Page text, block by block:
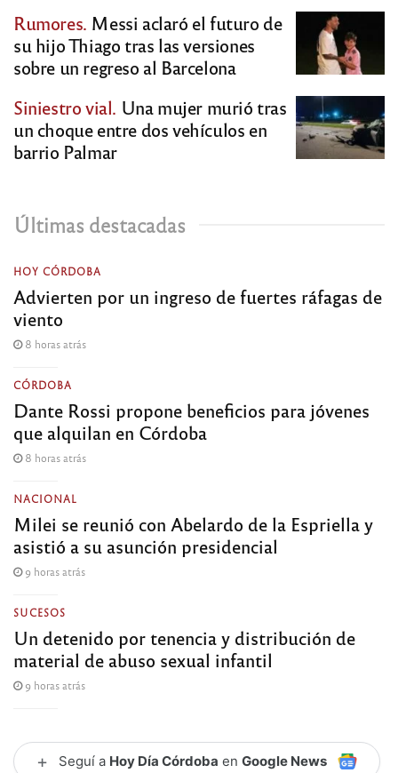
Rumores. Messi aclaró el futuro de
su hijo Thiago tras las versiones
sobre un regreso al Barcelona
Siniestro vial. Una mujer murió tras
un choque entre dos vehículos en
barrio Palmar
Últimas destacadas
HOY CÓRDOBA
Advierten por un ingreso de fuertes ráfagas de
viento
8 horas atrás
CÓRDOBA
Dante Rossi propone beneficios para jóvenes
que alquilan en Córdoba
8 horas atrás
NACIONAL
Milei se reunió con Abelardo de la Espriella y
asistió a su asunción presidencial
9 horas atrás
SUCESOS
Un detenido por tenencia y distribución de
material de abuso sexual infantil
9 horas atrás
+ Seguí a Hoy Día Córdoba en Google News